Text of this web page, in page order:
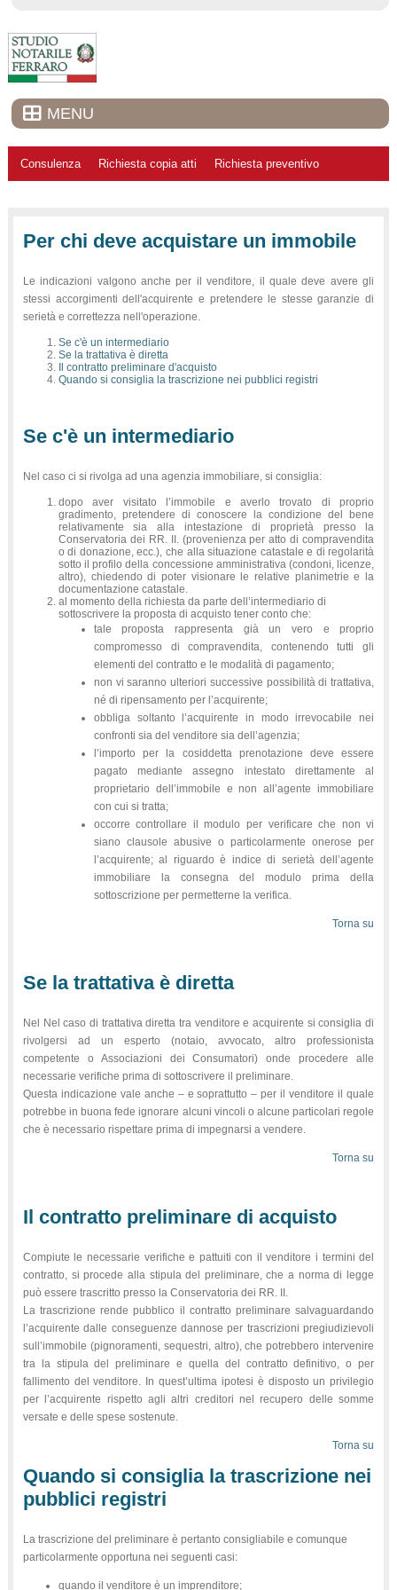
MENU
Consulenza Richiesta copia atti Richiesta preventivo
Per chi deve acquistare un immobile
Le indicazioni valgono anche per il venditore, il quale deve avere gli
stessi accorgimenti dell'acquirente e pretendere le stesse garanzie di
serietà e correttezza nell'operazione.
Se c'è un intermediario
Se la trattativa è diretta
Il contratto preliminare d'acquisto
Quando si consiglia la trascrizione nei pubblici registri
Se c'è un intermediario
Nel caso ci si rivolga ad una agenzia immobiliare, si consiglia:
dopo aver visitato l’immobile e averlo trovato di proprio
gradimento, pretendere di conoscere la condizione del bene
relativamente sia alla intestazione di proprietà presso la
Conservatoria dei RR. II. (provenienza per atto di compravendita
o di donazione, ecc.), che alla situazione catastale e di regolarità
sotto il profilo della concessione amministrativa (condoni, licenze,
altro), chiedendo di poter visionare le relative planimetrie e la
documentazione catastale.
al momento della richiesta da parte dell’intermediario di
sottoscrivere la proposta di acquisto tener conto che:
tale proposta rappresenta già un vero e proprio
compromesso di compravendita, contenendo tutti gli
elementi del contratto e le modalità di pagamento;
non vi saranno ulteriori successive possibilità di trattativa,
né di ripensamento per l’acquirente;
obbliga soltanto l’acquirente in modo irrevocabile nei
confronti sia del venditore sia dell’agenzia;
l’importo per la cosiddetta prenotazione deve essere
pagato mediante assegno intestato direttamente al
proprietario dell’immobile e non all’agente immobiliare
con cui si tratta;
occorre controllare il modulo per verificare che non vi
siano clausole abusive o particolarmente onerose per
l’acquirente; al riguardo è indice di serietà dell’agente
immobiliare la consegna del modulo prima della
sottoscrizione per permetterne la verifica.
Torna su
Se la trattativa è diretta
Nel Nel caso di trattativa diretta tra venditore e acquirente si consiglia di
rivolgersi ad un esperto (notaio, avvocato, altro professionista
competente o Associazioni dei Consumatori) onde procedere alle
necessarie verifiche prima di sottoscrivere il preliminare.
Questa indicazione vale anche – e soprattutto – per il venditore il quale
potrebbe in buona fede ignorare alcuni vincoli o alcune particolari regole
che è necessario rispettare prima di impegnarsi a vendere.
Torna su
Il contratto preliminare di acquisto
Compiute le necessarie verifiche e pattuiti con il venditore i termini del
contratto, si procede alla stipula del preliminare, che a norma di legge
può essere trascritto presso la Conservatoria dei RR. II.
La trascrizione rende pubblico il contratto preliminare salvaguardando
l’acquirente dalle conseguenze dannose per trascrizioni pregiudizievoli
sull’immobile (pignoramenti, sequestri, altro), che potrebbero intervenire
tra la stipula del preliminare e quella del contratto definitivo, o per
fallimento del venditore. In quest’ultima ipotesi è disposto un privilegio
per l’acquirente rispetto agli altri creditori nel recupero delle somme
versate e delle spese sostenute.
Torna su
Quando si consiglia la trascrizione nei
pubblici registri
La trascrizione del preliminare è pertanto consigliabile e comunque
particolarmente opportuna nei seguenti casi:
quando il venditore è un imprenditore;